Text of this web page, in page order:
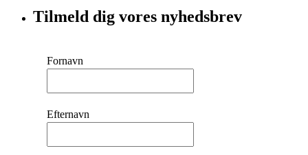
Tilmeld dig vores nyhedsbrev
Fornavn
Efternavn